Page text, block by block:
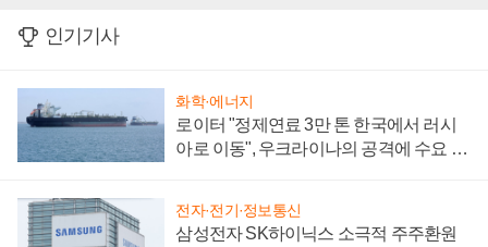
인기기사
화학·에너지
로이터 "정제연료 3만 톤 한국에서 러시
아로 이동", 우크라이나의 공격에 수요 늘
전자·전기·정보통신
삼성전자 SK하이닉스 소극적 주주환원